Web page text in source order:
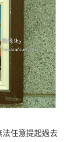
任意提起過去